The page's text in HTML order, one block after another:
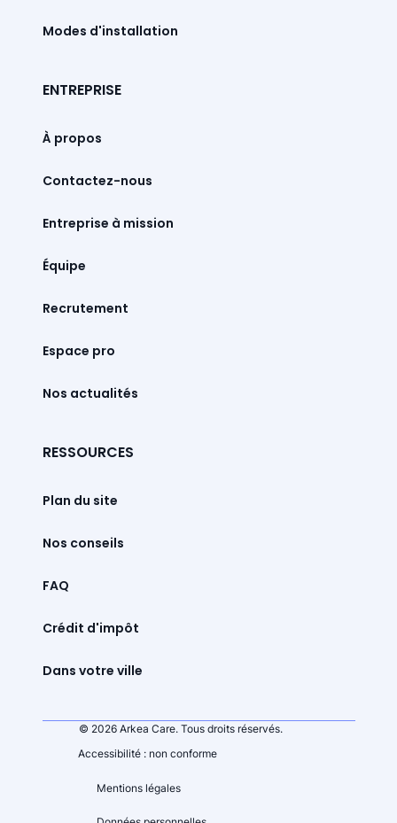
Modes d'installation
ENTREPRISE
À propos
Contactez-nous
Entreprise à mission
Équipe
Recrutement
Espace pro
Nos actualités
RESSOURCES
Plan du site
Nos conseils
FAQ
Crédit d'impôt
Dans votre ville
© 2026 Arkea Care. Tous droits réservés.
Accessibilité : non conforme
Mentions légales